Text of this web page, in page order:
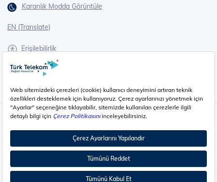
Karanlık Modda Görüntüle
EN (Translate)
Erişilebilirlik
İşaret Dili Çevirisi
Çerez Ayarları